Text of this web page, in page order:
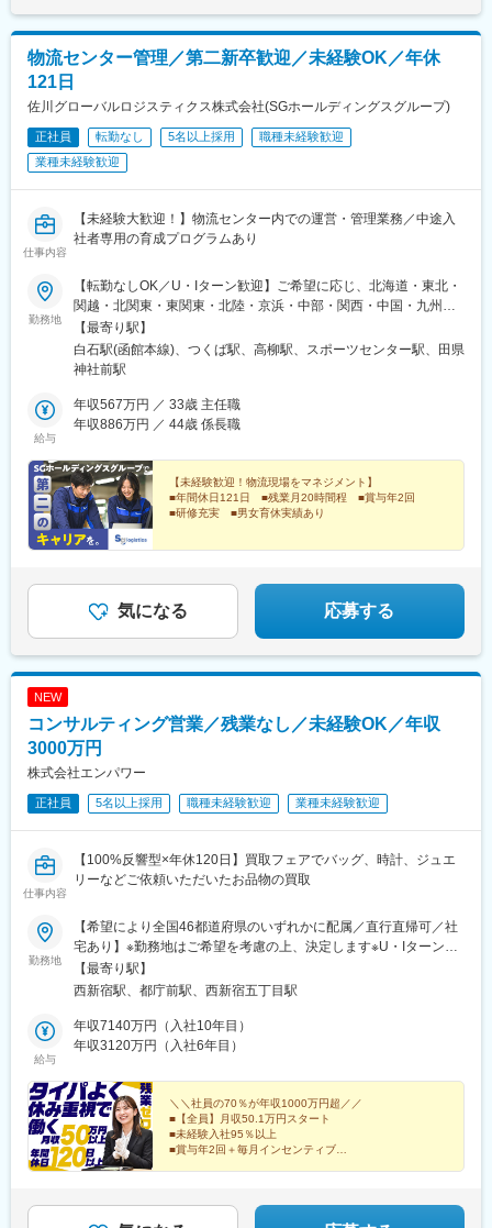
・出張手配（国内、国外）、電話、メール対応、アポイント調整
補助
■英語利用について：
・担当パートナーが外資系企業の担当をしている場合の調整
■入社後サポート体制
・3日間は全社オリエンテーション
クチャー
・教育担当によるOJT
■部門体制
・80名在籍
└80名が常にチャットを活用しながら日々ナレッジの共有を行っ
ており、コミュニケーションは活発です。
・キャリアチャレンジ制度を活用して経理、法務など幅広く挑戦
が可能
■働き方
・残業20h以内
※現在は隔週に1日の頻度です。
・フルフレックス
└お子様の送り迎えや家事などで柔軟に中抜けが可能です。
■その他
Point」や定期的なフィードバックの機会などを通じて、普段の頑
張りへの評価をもらいながら、モチベーションの維持・向上が可
能です。
す。
物流センター管理／第二新卒歓迎／未経験OK／年休
121日
佐川グローバルロジスティクス株式会社(SGホールディングスグループ)
正社員 転勤なし 5名以上採用
職種未経験歓迎
業種未経験歓迎
仕事内容
【未経験大歓迎！】物流センター内での運営・管理業務／中途入
社者専用の育成プログラムあり
勤務地
【転勤なしOK／U・Iターン歓迎】ご希望に応じ、北海道・東北・
関越・北関東・東関東・北陸・京浜・中部・関西・中国・九州の
いずれかのエリアへ配属となります。◎マイカー通勤OK（駐車場
完備／対象拠点のみ）◎転居を伴う転勤なしで働くことも、転勤
を希望することも可能です！※受動喫煙対策：屋内全面禁煙
【最寄り駅】
白石駅(函館本線)、つくば駅、高柳駅、スポーツセンター駅、田県
神社前駅
給与
年収567万円 ／ 33歳 主任職
年収886万円 ／ 44歳 係長職
【未経験歓迎！物流現場をマネジメント】
■年間休日121日 ■残業月20時間程 ■賞与年2回
■研修充実 ■男女育休実績あり
気になる 応募する
NEW
コンサルティング営業／残業なし／未経験OK／年収
3000万円
株式会社エンパワー
正社員 5名以上採用 職種未経験歓迎 業種未経験歓迎
仕事内容
【100%反響型×年休120日】買取フェアでバッグ、時計、ジュエ
リーなどご依頼いただいたお品物の買取
勤務地
【希望により全国46都道府県のいずれかに配属／直行直帰可／社
宅あり】※勤務地はご希望を考慮の上、決定します※U・Iターン歓
迎（社宅あり） ※マイカー通勤OK（地域により規定あり。詳細
はお問合せください）◆北海道・東北北海道・青森・岩手・秋
栃木・群馬◆中部山梨・新潟・富山・石川・福井・長野・岐阜・
静岡・愛知・三重◆近畿滋賀・京都・大阪・兵庫・和歌山・奈良
知・徳島◆九州福岡・佐賀・長崎・熊本・大分・宮崎・鹿児島※適
性に応じて直営店舗で経験を積んでいただく場合もあり《出張も
旅行気分で♪》出張先では、チームで現地のグルメを味わったり、
観光地を巡ったり。旅気分でリフレッシュしながら働いていま
す！
【最寄り駅】
西新宿駅、都庁前駅、西新宿五丁目駅
給与
年収7140万円（入社10年目）
年収3120万円（入社6年目）
＼＼社員の70％が年収1000万円超／／
■【全員】月収50.1万円スタート
■未経験入社95％以上
■賞与年2回＋毎月インセンティブ